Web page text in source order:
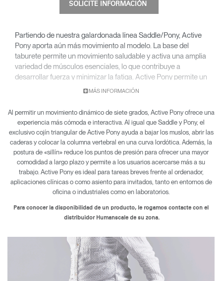
SOLICITE INFORMACIÓN
Partiendo de nuestra galardonada línea Saddle/Pony, Active
Pony aporta aún más movimiento al modelo. La base del
taburete permite un movimiento saludable y activa una amplia
variedad de músculos esenciales, lo que contribuye a
desarrollar fuerza y minimizar la fatiga. Active Pony permite un
movimiento completo de siete grados, fomentando la
MÁS INFORMACIÓN
Al permitir un movimiento dinámico de siete grados, Active Pony ofrece una
experiencia más cómoda e interactiva. Al igual que Saddle y Pony, el
exclusivo cojín triangular de Active Pony ayuda a bajar los muslos, abrir las
caderas y colocar la columna vertebral en una curva lordótica. Además, la
postura de «sillín» reduce los puntos de presión para ofrecer una mayor
comodidad a largo plazo y permite a los usuarios acercarse más a su
trabajo. Active Pony es ideal para tareas breves frente al ordenador,
aplicaciones clínicas o como asiento para invitados, tanto en entornos de
oficina o industriales como en laboratorios.
Para conocer la disponibilidad de un producto, le rogamos contacte con el
distribuidor Humanscale de su zona.